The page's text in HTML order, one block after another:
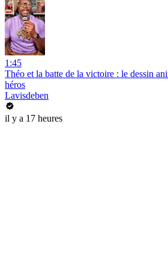
1:45
Théo et la batte de la victoire : le dessin
héros
Lavisdeben
il y a 17 heures